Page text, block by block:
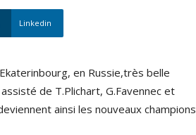
Linkedin
en Russie,très belle
de T.Plichart, G.Favennec et
ainsi les nouveaux champions